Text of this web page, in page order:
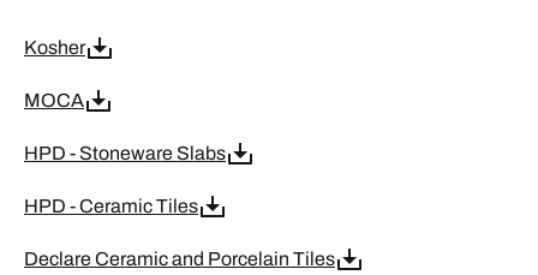
Kosher
MOCA
HPD - Stoneware Slabs
HPD - Ceramic Tiles
Declare Ceramic and Porcelain Tiles